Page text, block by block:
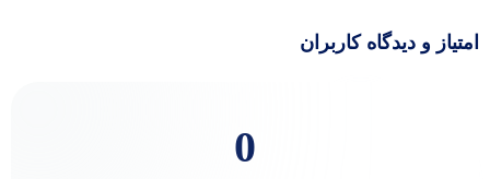
امتیاز و دیدگاه کاربران
0